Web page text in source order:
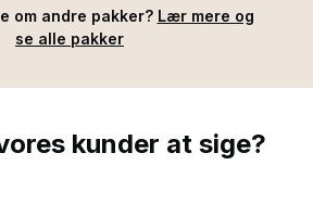
om andre pakker? Lær mere og
se alle pakker
kunder at sige?